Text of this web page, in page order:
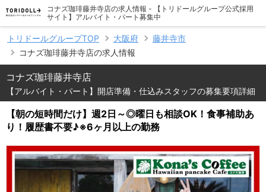
コナズ珈琲藤井寺店の求人情報 - 【トリドールグループ公式採用
サイト】アルバイト・パート募集中
トリドールグループTOP 大阪府
藤井寺市
コナズ珈琲藤井寺店の求人情報
コナズ珈琲藤井寺店
【アルバイト・パート】開店準備・仕込みスタッフの募集要項詳細
【朝の短時間だけ】週2日～◎曜日も相談OK！食事補助あ
り！履歴書不要♪※6ヶ月以上の勤務